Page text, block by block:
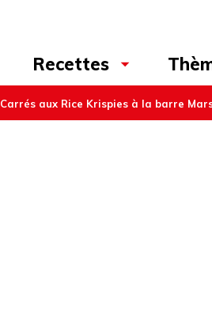
Recettes
Carrés aux Rice Krispies à la barre